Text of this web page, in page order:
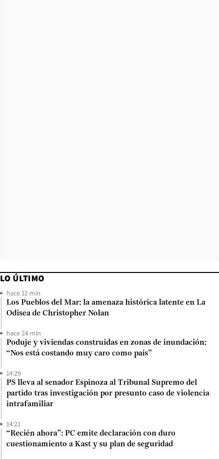
LO ÚLTIMO
hace 12 min
Los Pueblos del Mar: la amenaza histórica latente en La
Odisea de Christopher Nolan
hace 24 min
Poduje y viviendas construidas en zonas de inundación:
“Nos está costando muy caro como país”
14:29
PS lleva al senador Espinoza al Tribunal Supremo del
partido tras investigación por presunto caso de violencia
intrafamiliar
14:21
“Recién ahora”: PC emite declaración con duro
cuestionamiento a Kast y su plan de seguridad